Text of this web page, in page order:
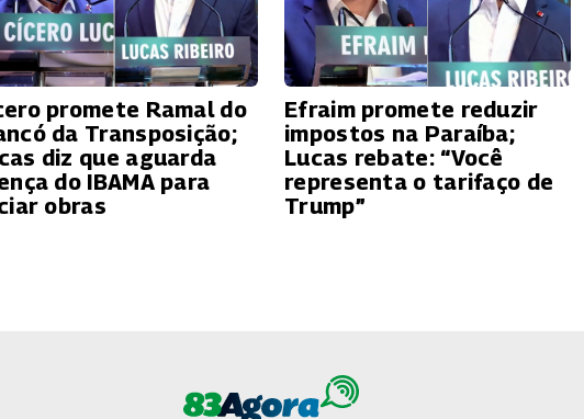
promete Ramal do
da Transposição;
diz que aguarda
do IBAMA para
obras
Efraim promete reduzir
impostos na Paraíba;
Lucas rebate: “Você
representa o tarifaço de
Trump”